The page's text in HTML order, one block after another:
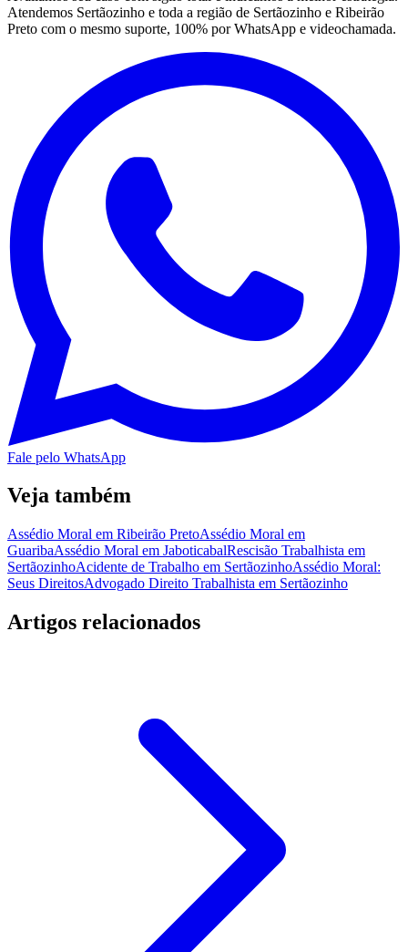
Atendemos Sertãozinho e toda a região de Sertãozinho e Ribeirão
Preto com o mesmo suporte, 100% por WhatsApp e videochamada.
Fale pelo WhatsApp
Veja também
Assédio Moral em Ribeirão PretoAssédio Moral em
GuaribaAssédio Moral em JaboticabalRescisão Trabalhista em
SertãozinhoAcidente de Trabalho em SertãozinhoAssédio Moral:
Seus DireitosAdvogado Direito Trabalhista em Sertãozinho
Artigos relacionados